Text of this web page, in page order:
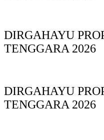
DIRGAHAYU
TENGGARA 2026
DIRGAHAYU
TENGGARA 2026